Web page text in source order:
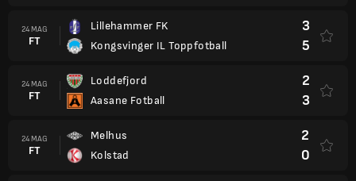
24 MAG
FT
Lillehammer FK
Kongsvinger IL Toppfotball
3
5
24 MAG
FT
Loddefjord
Aasane Fotball
2
3
24 MAG
FT
Melhus
Kolstad
2
0